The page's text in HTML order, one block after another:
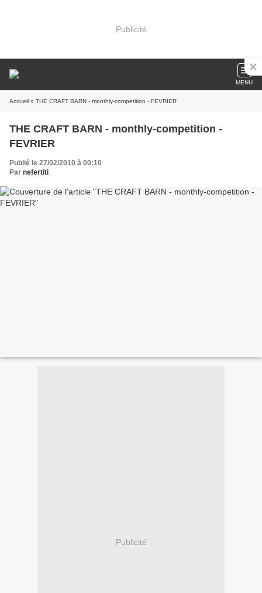
Publicité
MENU
Accueil » THE CRAFT BARN - monthly-competition - FEVRIER
THE CRAFT BARN - monthly-competition -
FEVRIER
Publié le 27/02/2010 à 00:10
Par nefertiti
Publicité